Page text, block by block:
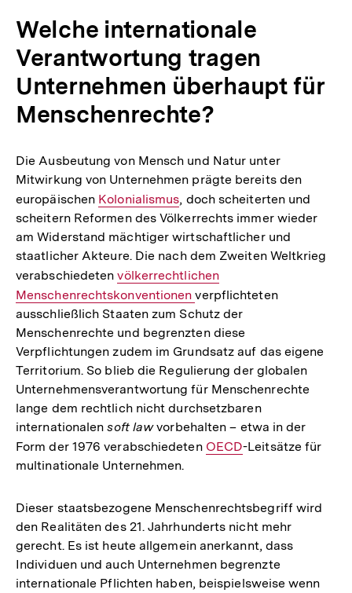
Welche internationale
Verantwortung tragen
Unternehmen überhaupt für
Menschenrechte?
Die Ausbeutung von Mensch und Natur unter
Mitwirkung von Unternehmen prägte bereits den
europäischen Interner
Link:
Kolonialismus, doch scheiterten und
scheitern Reformen des Völkerrechts immer wieder
am Widerstand mächtiger wirtschaftlicher und
staatlicher Akteure. Die nach dem Zweiten Weltkrieg
verabschiedetenInterner
Link:
völkerrechtlichen
Menschenrechtskonventionenverpflichteten
ausschließlich Staaten zum Schutz der
Menschenrechte und begrenzten diese
Verpflichtungen zudem im Grundsatz auf das eigene
Territorium. So blieb die Regulierung der globalen
Unternehmensverantwortung für Menschenrechte
lange dem rechtlich nicht durchsetzbaren
internationalensoft lawvorbehalten – etwa in der
Form der 1976 verabschiedeten Interner
OECD-Leitsätze für
multinationale Unternehmen.
Dieser staatsbezogene Menschenrechtsbegriff wird
den Realitäten des 21. Jahrhunderts nicht mehr
gerecht. Es ist heute allgemein anerkannt, dass
Individuen und auch Unternehmen begrenzte
internationale Pflichten haben, beispielsweise wenn